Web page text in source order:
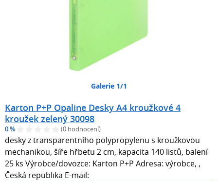
Galerie 1/1
Karton P+P Opaline Desky A4 kroužkové 4
kroužek zelený 30098
0 % (0 hodnocení)
desky z transparentního polypropylenu s kroužkovou
mechanikou, šíře hřbetu 2 cm, kapacita 140 listů, balení
25 ks Výrobce/dovozce: Karton P+P Adresa: výrobce, ,
Česká republika E-mail: